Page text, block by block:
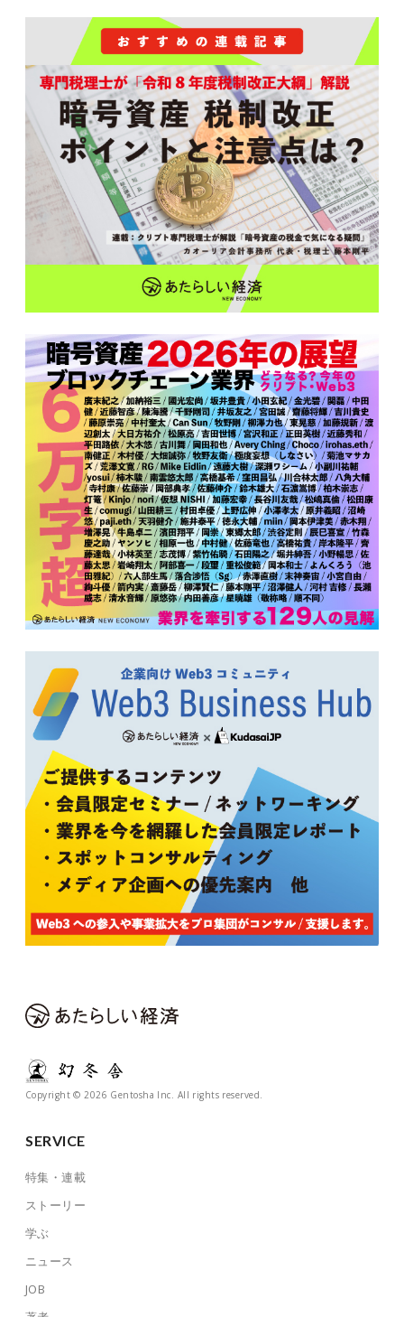
Copyright © 2026 Gentosha Inc. All rights reserved.
SERVICE
特集・連載
ストーリー
学ぶ
ニュース
JOB